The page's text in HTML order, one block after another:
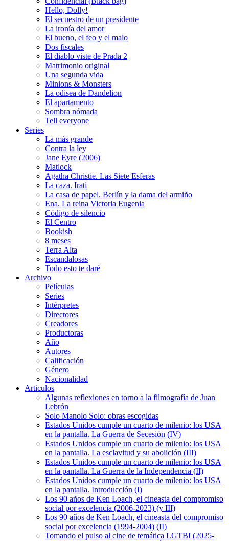
Hello, Dolly!
El secuestro de un presidente
La ironía del amor
El bueno, el feo y el malo
Dos fiscales
El diablo viste de Prada 2
Matrimonio original
Una segunda vida
Minions & Monsters
La odisea de Dandelion
El apartamento
Sombra nómada
Tell everyone
Series
La más grande
Contra la ley
Jane Eyre (2006)
Matlock
Agatha Christie. Las Siete Esferas
La caza. Irati
La casa de papel. Berlín y la dama del armiño
Ena. La reina Victoria Eugenia
Código de silencio
El Centro
Bookish
8 meses
Terra Alta
Escandalosas
Todo esto te daré
Archivo
Películas
Series
Intérpretes
Directores
Creadores
Productoras
Año
Autores
Calificación
Género
Nacionalidad
Articulos
Algunas reflexiones en torno a la filmografía de Juan
Lebrón
Solo Manolo Solo: obras escogidas
Estados Unidos cumple un cuarto de milenio: los USA
en la pantalla. La Guerra de Secesión (IV)
Estados Unidos cumple un cuarto de milenio: los USA
en la pantalla. La esclavitud y su abolición (III)
Estados Unidos cumple un cuarto de milenio: los USA
en la pantalla. La Guerra de la Independencia (II)
Estados Unidos cumple un cuarto de milenio: los USA
en la pantalla. Introducción (I)
Los 90 años de Ken Loach, el cineasta del compromiso
social por excelencia (2006-2023) (y III)
Los 90 años de Ken Loach, el cineasta del compromiso
social por excelencia (1994-2004) (II)
Tomando el pulso al cine de temática LGTBI (2025-